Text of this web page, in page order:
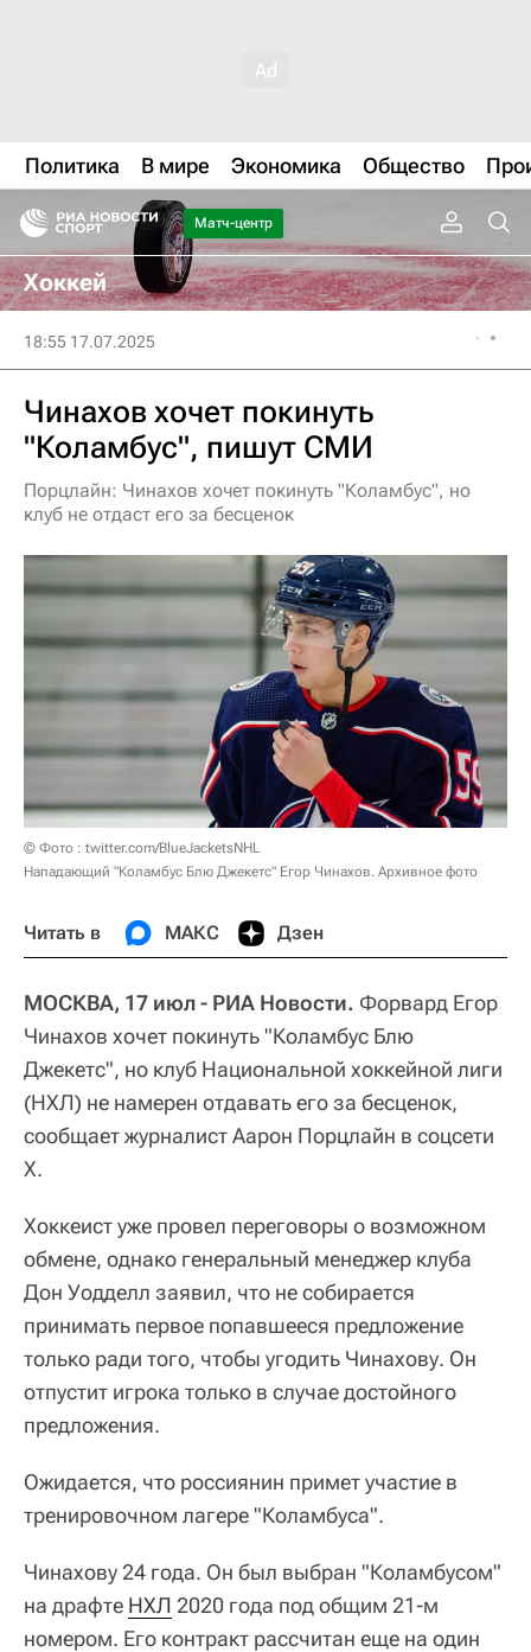
Политика В мире Экономика Общество
Матч-центр
Хоккей
18:55 17.07.2025
Чинахов хочет покинуть
"Коламбус", пишут СМИ
Порцлайн: Чинахов хочет покинуть "Коламбус", но
клуб не отдаст его за бесценок
© Фото : twitter.com/BlueJacketsNHL
Нападающий "Коламбус Блю Джекетс" Егор Чинахов. Архивное фото
Читать в МАКС Дзен
МОСКВА, 17 июл - РИА Новости. Форвард Егор
Чинахов хочет покинуть "Коламбус Блю
Джекетс", но клуб Национальной хоккейной лиги
(НХЛ) не намерен отдавать его за бесценок,
сообщает журналист Аарон Порцлайн в соцсети
X.
Хоккеист уже провел переговоры о возможном
обмене, однако генеральный менеджер клуба
Дон Уодделл заявил, что не собирается
принимать первое попавшееся предложение
только ради того, чтобы угодить Чинахову. Он
отпустит игрока только в случае достойного
предложения.
Ожидается, что россиянин примет участие в
тренировочном лагере "Коламбуса".
Чинахову 24 года. Он был выбран "Коламбусом"
на драфте НХЛ 2020 года под общим 21-м
номером. Его контракт рассчитан еще на один